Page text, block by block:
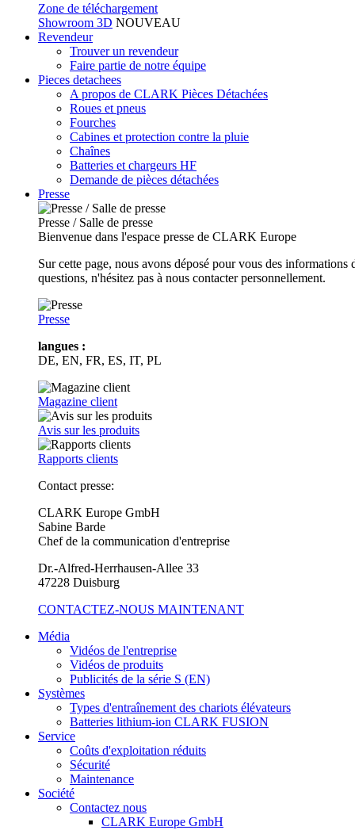
Zone de téléchargement
Showroom 3D NOUVEAU
Revendeur
Trouver un revendeur
Faire partie de notre équipe
Pieces detachees
A propos de CLARK Pièces Détachées
Roues et pneus
Fourches
Cabines et protection contre la pluie
Chaînes
Batteries et chargeurs HF
Demande de pièces détachées
Presse
Presse / Salle de presse
Bienvenue dans l'espace presse de CLARK Europe
Sur cette page, nous avons déposé pour vous des
questions, n'hésitez pas à nous contacter personnellement.
Presse
langues :
DE, EN, FR, ES, IT, PL
Magazine client
Avis sur les produits
Rapports clients
Contact presse:
CLARK Europe GmbH
Sabine Barde
Chef de la communication d'entreprise
Dr.-Alfred-Herrhausen-Allee 33
47228 Duisburg
CONTACTEZ-NOUS MAINTENANT
Média
Vidéos de l'entreprise
Vidéos de produits
Publicités de la série S (EN)
Systèmes
Types d'entraînement des chariots élévateurs
Batteries lithium-ion CLARK FUSION
Service
Coûts d'exploitation réduits
Sécurité
Maintenance
Société
Contactez nous
CLARK Europe GmbH